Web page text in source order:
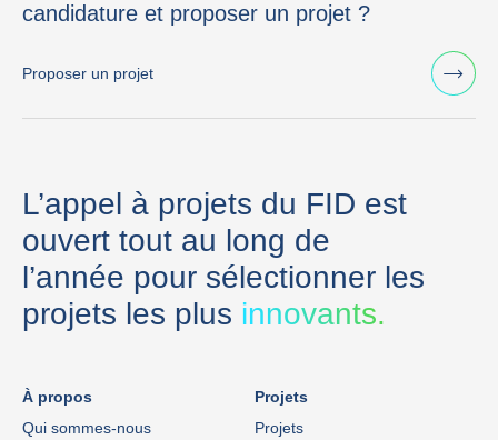
candidature et proposer un projet ?
Proposer un projet
L’appel à projets du FID est
ouvert tout au long de
l’année pour sélectionner les
projets les plus innovants.
À propos
Qui sommes-nous
Projets
Projets